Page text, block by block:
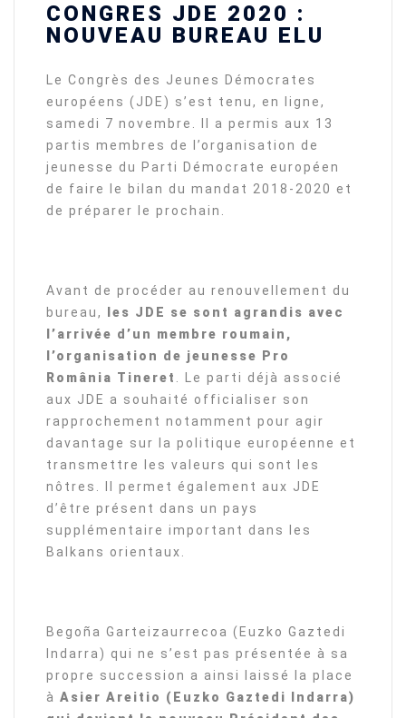
CONGRES JDE 2020 :
NOUVEAU BUREAU ELU
Le Congrès des Jeunes Démocrates
européens (JDE) s’est tenu, en ligne,
samedi 7 novembre. Il a permis aux 13
partis membres de l’organisation de
jeunesse du Parti Démocrate européen
de faire le bilan du mandat 2018-2020 et
de préparer le prochain.
Avant de procéder au renouvellement du
bureau,
les JDE se sont agrandis avec
l’arrivée d’un membre roumain,
l’organisation de jeunesse Pro
România Tineret
. Le parti déjà associé
aux JDE a souhaité officialiser son
rapprochement notamment pour agir
davantage sur la politique européenne et
transmettre les valeurs qui sont les
nôtres. Il permet également aux JDE
d’être présent dans un pays
supplémentaire important dans les
Balkans orientaux.
Begoña Garteizaurrecoa (Euzko Gaztedi
Indarra) qui ne s’est pas présentée à sa
propre succession a ainsi laissé la place
à Asier Areitio (Euzko Gaztedi Indarra)